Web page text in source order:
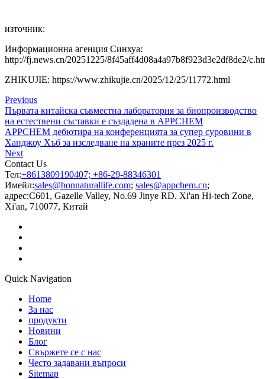
източник:
Информационна агенция Синхуа:
http://fj.news.cn/20251225/8f45aff4d08a4a97b8f923d3e2df8de2/
ZHIKUJIE: https://www.zhikujie.cn/2025/12/25/11772.html
Previous
Първата китайска съвместна лаборатория за биопроизводство
на естествени съставки е създадена в APPCHEM
APPCHEM дебютира на конференцията за супер суровини в
Ханджоу Хъб за изследване на храните през 2025 г.
Next
Contact Us
Тел:+8613809190407; +86-29-88346301
Имейл:sales@bonnaturallife.com; sales@appchem.cn;
адрес:C601, Gazelle Valley, No.69 Jinye RD. Xi'an Hi-tech Zone,
Xi'an, 710077, Китай
Quick Navigation
Home
За нас
продукти
Новини
Блог
Свържете се с нас
Често задавани въпроси
Sitemap